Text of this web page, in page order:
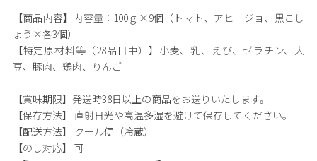
【商品内容】 内容量：100ｇ×9個（トマト、アヒージョ、黒こし
ょう×各3個）
【特定原材料等（28品目中）】 小麦、乳、えび、ゼラチン、大
豆、豚肉、鶏肉、りんご
【賞味期限】 発送時38日以上の商品をお送りいたします。
【保存方法】
直射日光や高温多湿を避けて保存してください。
【配送方法】
クール便（冷蔵）
【のし対応】 可